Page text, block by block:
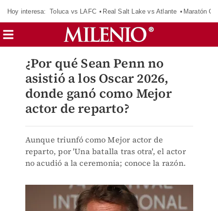
Hoy interesa: Toluca vs LAFC Real Salt Lake vs Atlante Maratón
¿Por qué Sean Penn no
asistió a los Oscar 2026,
donde ganó como Mejor
actor de reparto?
Aunque triunfó como Mejor actor de
reparto, por 'Una batalla tras otra', el actor
no acudió a la ceremonia; conoce la razón.